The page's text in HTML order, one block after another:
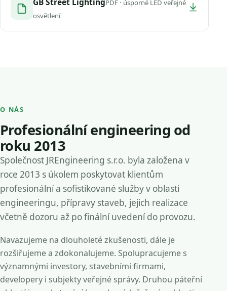
PDF · úsporné LED veřejné
osvětlení
O NÁS
Profesionální engineering od
roku 2013
Společnost JREngineering s.r.o. byla založena v
roce 2013 s úkolem poskytovat klientům
profesionální a sofistikované služby v oblasti
engineeringu, přípravy staveb, jejich realizace
včetně dozoru až po finální uvedení do provozu.
Navazujeme na dlouholeté zkušenosti, dále je
rozšiřujeme a zdokonalujeme. Spolupracujeme s
významnými investory, stavebními firmami,
developery i subjekty veřejné správy. Druhou páteřní